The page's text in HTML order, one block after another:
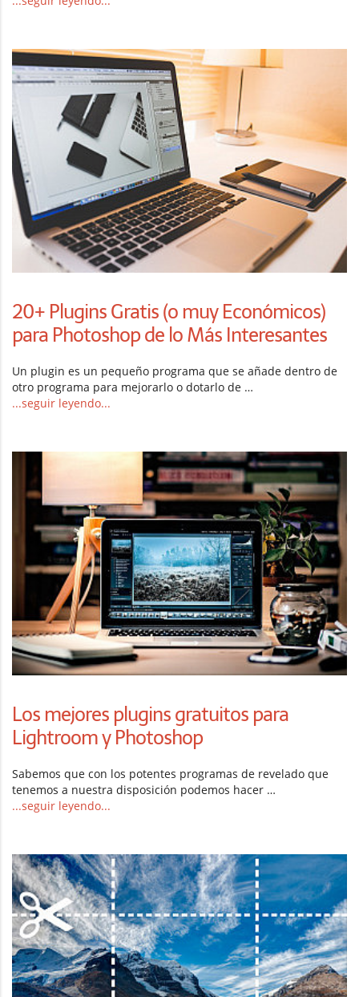
20+ Plugins Gratis (o muy Económicos)
para Photoshop de lo Más Interesantes
Un plugin es un pequeño programa que se añade dentro de
otro programa para mejorarlo o dotarlo de …
...seguir leyendo...
Los mejores plugins gratuitos para
Lightroom y Photoshop
Sabemos que con los potentes programas de revelado que
tenemos a nuestra disposición podemos hacer …
...seguir leyendo...